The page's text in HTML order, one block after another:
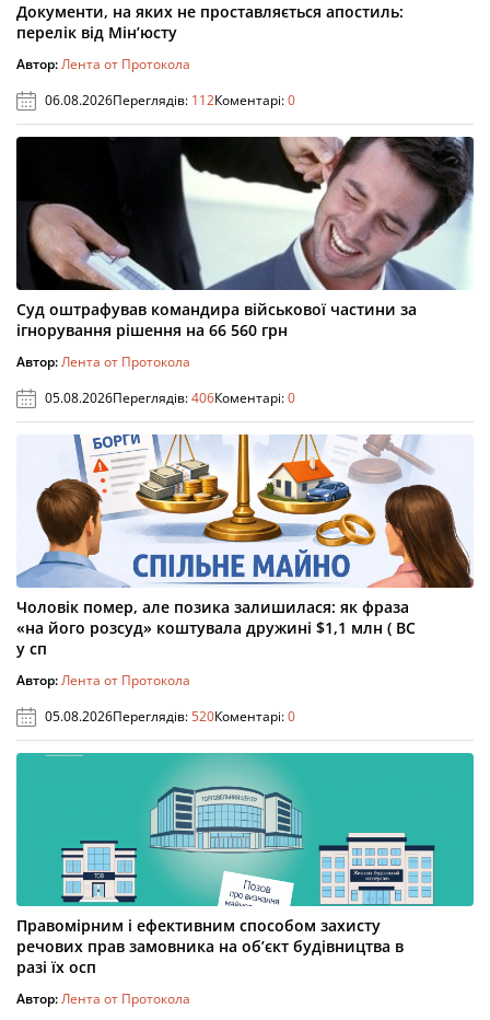
Документи, на яких не проставляється апостиль:
перелік від Мін’юсту
Автор:Лента от Протокола
06.08.2026Переглядів: 112Коментарі:0
Суд оштрафував командира військової частини за
ігнорування рішення на 66 560 грн
Автор:Лента от Протокола
05.08.2026Переглядів:406Коментарі:0
Чоловік помер, але позика залишилася: як фраза
«на його розсуд» коштувала дружині $1,1 млн ( ВС
у сп
Автор:Лента от Протокола
05.08.2026Переглядів:520Коментарі:0
Правомірним і ефективним способом захисту
речових прав замовника на об’єкт будівництва в
разі їх осп
Автор:Лента от Протокола